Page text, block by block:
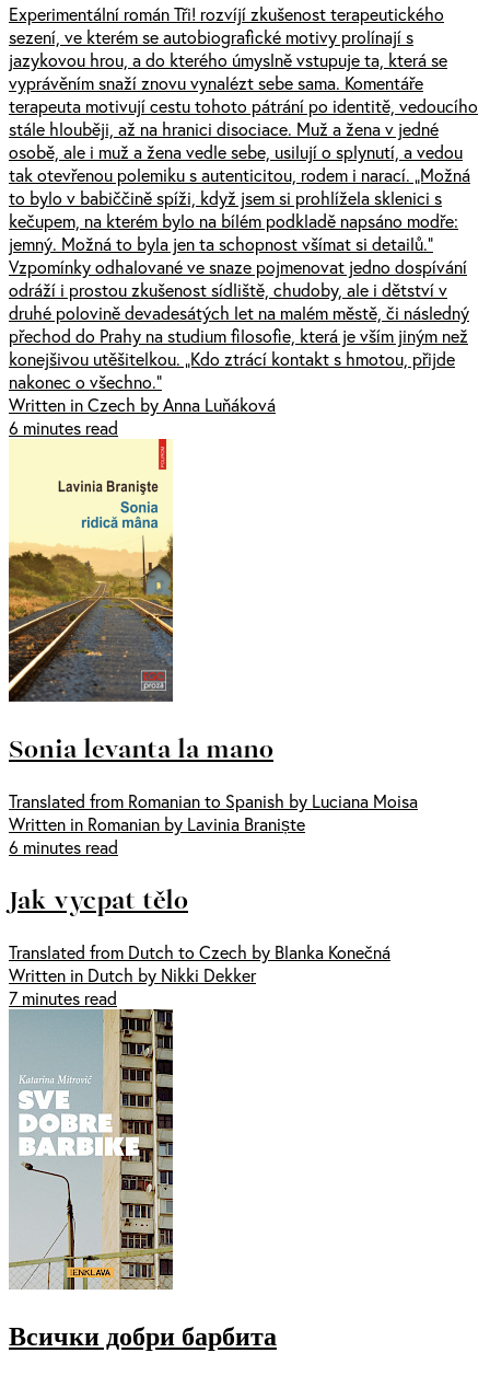
Experimentální román Tři! rozvíjí zkušenost terapeutického
sezení, ve kterém se autobiografické motivy prolínají s
jazykovou hrou, a do kterého úmyslně vstupuje ta, která se
vyprávěním snaží znovu vynalézt sebe sama. Komentáře
terapeuta motivují cestu tohoto pátrání po identitě, vedoucího
stále hlouběji, až na hranici disociace. Muž a žena v jedné
osobě, ale i muž a žena vedle sebe, usilují o splynutí, a vedou
tak otevřenou polemiku s autenticitou, rodem i narací. „Možná
to bylo v babiččině spíži, když jsem si prohlížela sklenici s
kečupem, na kterém bylo na bílém podkladě napsáno modře:
jemný. Možná to byla jen ta schopnost všímat si detailů.“
Vzpomínky odhalované ve snaze pojmenovat jedno dospívání
odráží i prostou zkušenost sídliště, chudoby, ale i dětství v
druhé polovině devadesátých let na malém městě, či následný
přechod do Prahy na studium filosofie, která je vším jiným než
konejšivou utěšitelkou. „Kdo ztrácí kontakt s hmotou, přijde
nakonec o všechno.“
Written in Czech by Anna Luňáková
6 minutes read
Sonia levanta la mano
Translated from Romanian to Spanish by Luciana Moisa
Written in Romanian by Lavinia Braniște
6 minutes read
Jak vycpat tělo
Translated from Dutch to Czech by Blanka Konečná
Written in Dutch by Nikki Dekker
7 minutes read
Всички добри барбита